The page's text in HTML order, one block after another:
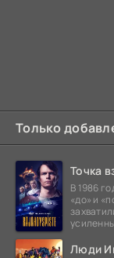
Только
Точка
В 1986
«до» и
Люди